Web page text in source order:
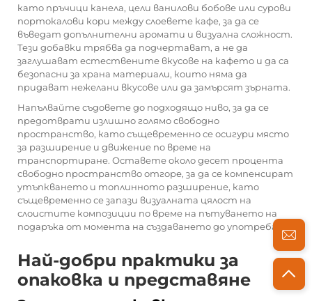
като пръчици канела, цели ванилови бобове или сурови
портокалови кори между слоевете кафе, за да се
въведат допълнителни аромати и визуална сложност.
Тези добавки трябва да подчертават, а не да
заглушават естествените вкусове на кафето и да са
безопасни за храна материали, които няма да
придават нежелани вкусове или да замърсят зърната.
Напълвайте съдовете до подходящо ниво, за да се
предотврати излишно голямо свободно
пространство, като същевременно се осигури място
за разширение и движение по време на
транспортиране. Оставете около десет процента
свободно пространство отгоре, за да се компенсират
утъпкването и топлинното разширение, като
същевременно се запази визуалната цялост на
слоистите композиции по време на пътуването на
подаръка от момента на създаването до употребата.
Най-добри практики за
опаковка и представяне